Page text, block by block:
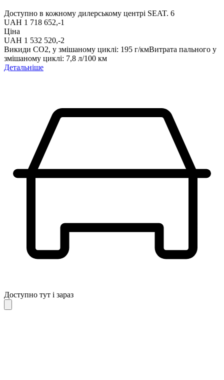
Доступно в кожному дилерському центрі SEAT. 6
UAH 1 718 652,-‍1
Ціна
UAH 1 532 520,-‍2
Викиди СО2, у змішаному циклі: 195 г/кмВитрата пального у
змішаному циклі: 7,8 л/100 км
Детальніше
Доступно тут і зараз